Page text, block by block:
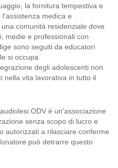
la fornitura tempestiva e
medica e
comunità residenziale dove
medie e professionali con
sono seguiti da educatori
si occupa
degli adolescenti non
nella vita lavorativa in tutto il
ODV è un'associazione
senza scopo di lucro e
autorizzati a rilasciare conferme
può detrarre questo